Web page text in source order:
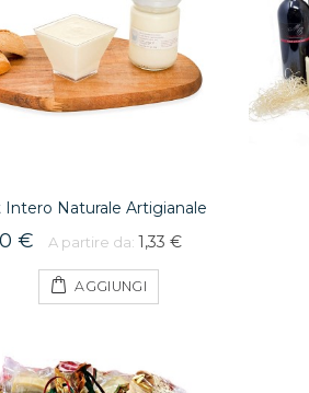
Intero Naturale Artigianale
€ A partire da: 1,33 €
AGGIUNGI